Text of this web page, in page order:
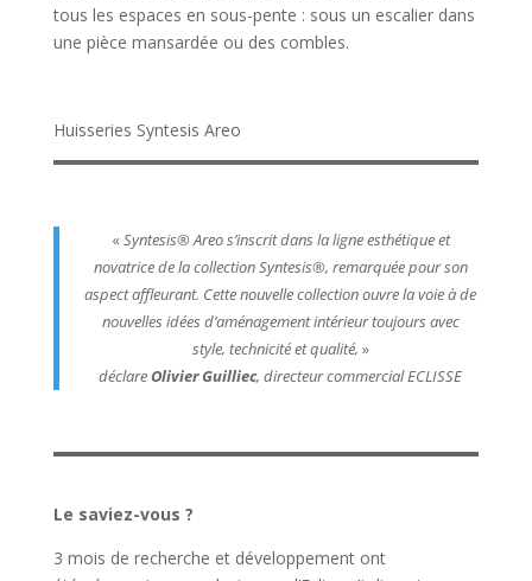
tous les espaces en sous-pente : sous un escalier dans
une pièce mansardée ou des combles.
Huisseries Syntesis Areo
«Syntesis® Areo s’inscrit dans la ligne esthétique et
novatrice de la collection Syntesis®, remarquée pour son
aspect affleurant. Cette nouvelle collection ouvre la voie à de
nouvelles idées d’aménagement intérieur toujours avec
style, technicité et qualité, »
déclareOlivier Guilliec, directeur commercial ECLISSE
Le saviez-vous ?
3 mois de recherche et développement ont